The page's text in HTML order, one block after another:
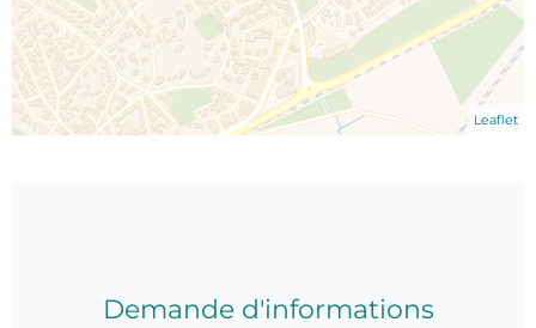
Leaflet
Demande d'informations